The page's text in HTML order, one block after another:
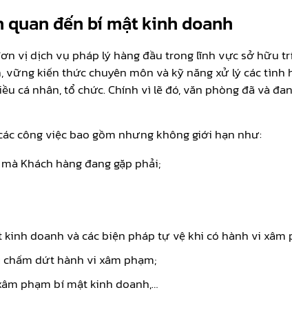
đến bí mật kinh doanh
vị dịch vụ pháp lý hàng đầu trong lĩnh vực sở hữu
kiến thức chuyên môn và kỹ năng xử lý các
cá nhân, tổ chức. Chính vì lẽ đó, văn phòng đã và
công việc bao gồm nhưng không giới hạn như:
Khách hàng đang gặp phải;
doanh và các biện pháp tự vệ khi có hành vi xâm
dứt hành vi xâm phạm;
phạm bí mật kinh doanh,…